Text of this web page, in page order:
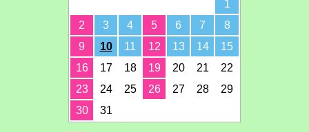
1
2
3 4 5 6 7
8
9
10 11 12 13 14
15
16
17 18 19 20 21
22
23
24 25 26 27 28
29
30
31